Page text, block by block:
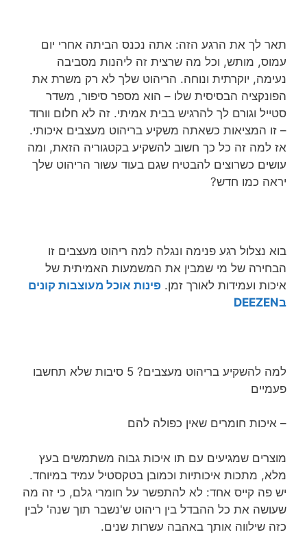
תאר לך את הרגע הזה: אתה נכנס הביתה אחרי יום
עמוס, מותש, וכל מה שרצית זה ליהנות מסביבה
נעימה, יוקרתית ונוחה. הריהוט שלך לא רק משרת את
הפונקציה הבסיסית שלו – הוא מספר סיפור, משדר
סטייל וגורם לך להרגיש בבית אמיתי. זה לא חלום וורוד
– זו המציאות כשאתה משקיע בריהוט מעצבים איכותי.
אז למה זה כל כך חשוב להשקיע בקטגוריה הזאת, ומה
עושים כשרוצים להבטיח שגם בעוד עשור הריהוט שלך
יראה כמו חדש?
בוא נצלול רגע פנימה ונגלה למה ריהוט מעצבים זו
הבחירה של מי שמבין את המשמעות האמיתית של
איכות ועמידות לאורך זמן. פינות אוכל מעוצבות קונים
בDEEZEN
למה להשקיע בריהוט מעצבים? 5 סיבות שלא תחשבו
פעמיים
– איכות חומרים שאין כפולה להם
מוצרים שמגיעים עם תו איכות גבוה משתמשים בעץ
מלא, מתכות איכותיות וכמובן בטקסטיל עמיד במיוחד.
יש פה קייס אחד: לא להתפשר על חומרי גלם, כי זה מה
שעושה את כל ההבדל בין ריהוט ש'נשבר תוך שנה' לבין
כזה שילווה אותך באהבה עשרות שנים.